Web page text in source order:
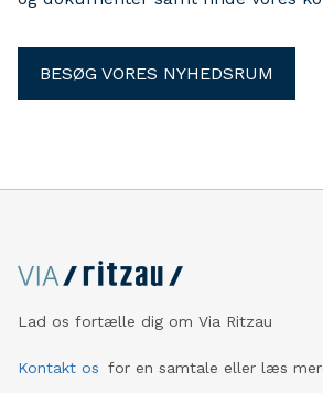
BESØG VORES NYHEDSRUM
Lad os fortælle dig om Via Ritzau
Kontakt os for en samtale eller læs